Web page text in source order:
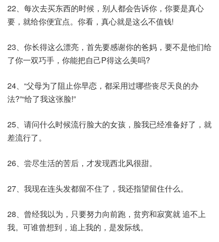
22、每次去买东西的时候，别人都会告诉你，你要是真心
要，就给你便宜点。你看，真心就是这么不值钱!
23、你长得这么漂亮，首先要感谢你的爸妈，要不是他们给
了你一双巧手，你能把自己P得这么美吗?
24、“父母为了阻止你早恋，都采用过哪些丧尽天良的办
法?”“给了我这张脸!”
25、请问什么时候流行脸大的女孩，脸我已经准备好了，就
差流行了。
26、尝尽生活的苦后，才发现西北风很甜。
27、我现在连头发都留不住了，我还指望留住什么。
28、曾经我以为，只要努力向前跑，贫穷和寂寞就 追不上
我。可谁曾想到，追上我的，是发际线。